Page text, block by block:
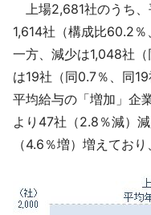
上場2,681社のうち、
1,614社（構成比60.2％
一方、減少は1,048社
は19社（同0.7％、同19
平均給与の「増加」企
より47社（2.8％減）
（4.6％増）増えてお